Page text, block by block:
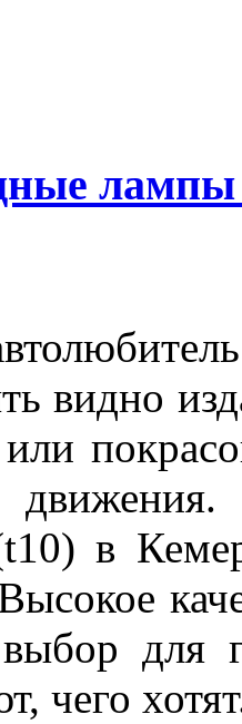
видно
в
для
чего